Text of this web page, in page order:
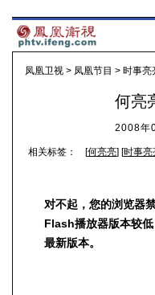
凤凰卫视 > 凤凰节目 > 时事亮
何亮
2008年
相关标签： [何亮亮] [时事亮
对不起，您的浏览器
Flash播放器版本较
最新版本。